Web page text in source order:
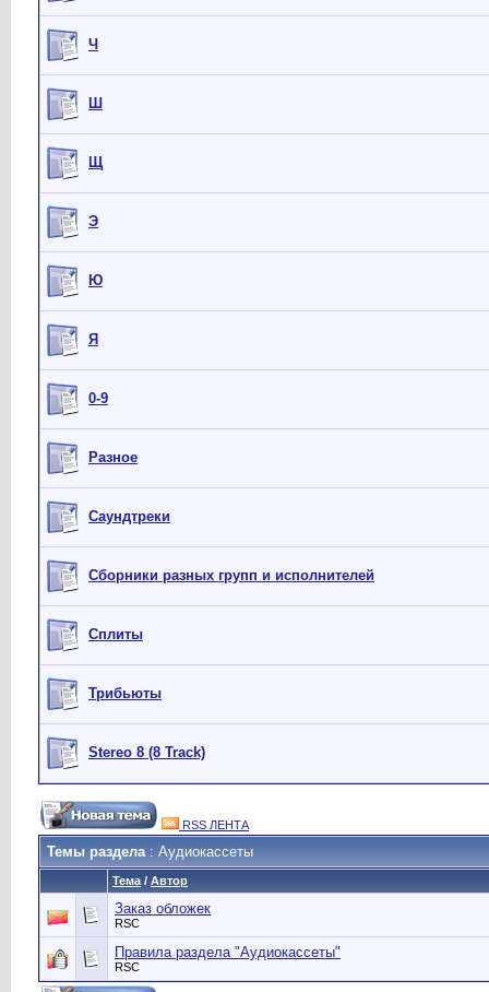
Ч
Ш
Щ
Э
Ю
Я
0-9
Разное
Саундтреки
Сборники разных групп и исполнителей
Сплиты
Трибьюты
Stereo 8 (8 Track)
RSS ЛЕНТА
Темы раздела: Аудиокассеты
Тема / Автор
Заказ обложек
RSC
Правила раздела "Аудиокассеты"
RSC